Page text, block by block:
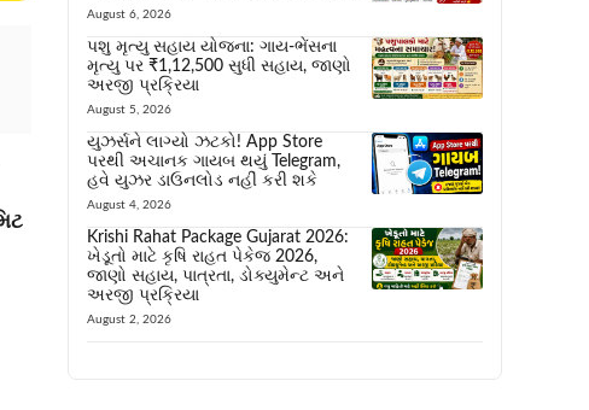
August 6, 2026
પશુ મૃત્યુ સહાય યોજના: ગાય-ભેંસના
મૃત્યુ પર ₹1,12,500 સુધી સહાય, જાણો
અરજી પ્રક્રિયા
August 5, 2026
યુઝર્સને લાગ્યો ઝટકો! App Store
પરથી અચાનક ગાયબ થયું Telegram,
હવે યુઝર ડાઉનલોડ નહીં કરી શકે
August 4, 2026
Krishi Rahat Package Gujarat 2026:
ખેડૂતો માટે કૃષિ રાહત પેકેજ 2026,
જાણો સહાય, પાત્રતા, ડોક્યુમેન્ટ અને
અરજી પ્રક્રિયા
August 2, 2026